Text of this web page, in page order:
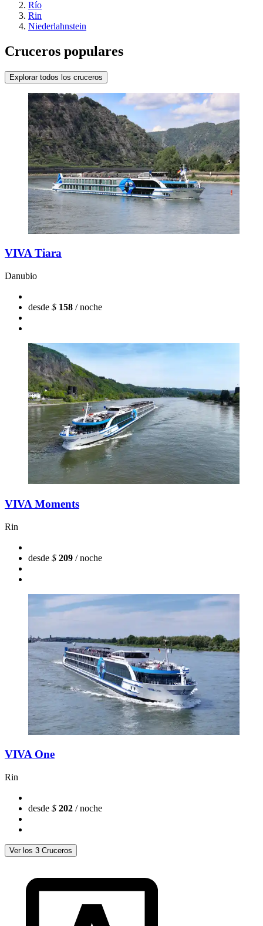
Río
Rin
Niederlahnstein
Cruceros populares
Explorar todos los cruceros
VIVA Tiara
Danubio
desde $ 158 / noche
VIVA Moments
Rin
desde $ 209 / noche
VIVA One
Rin
desde $ 202 / noche
Ver los 3 Cruceros